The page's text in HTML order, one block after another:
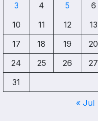
3
4 5 6
10
11 12 13
17
18 19 20
24
25 26 27
31
« Jul